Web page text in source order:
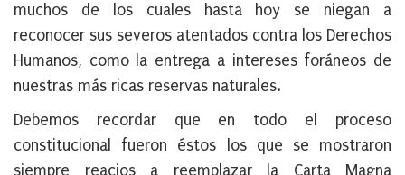
muchos de los cuales hasta hoy se niegan a
reconocer sus severos atentados contra los Derechos
Humanos, como la entrega a intereses foráneos de
nuestras más ricas reservas naturales.
Debemos recordar que en todo el proceso
constitucional fueron éstos los que se mostraron
siempre reacios a reemplazar la Carta Magna